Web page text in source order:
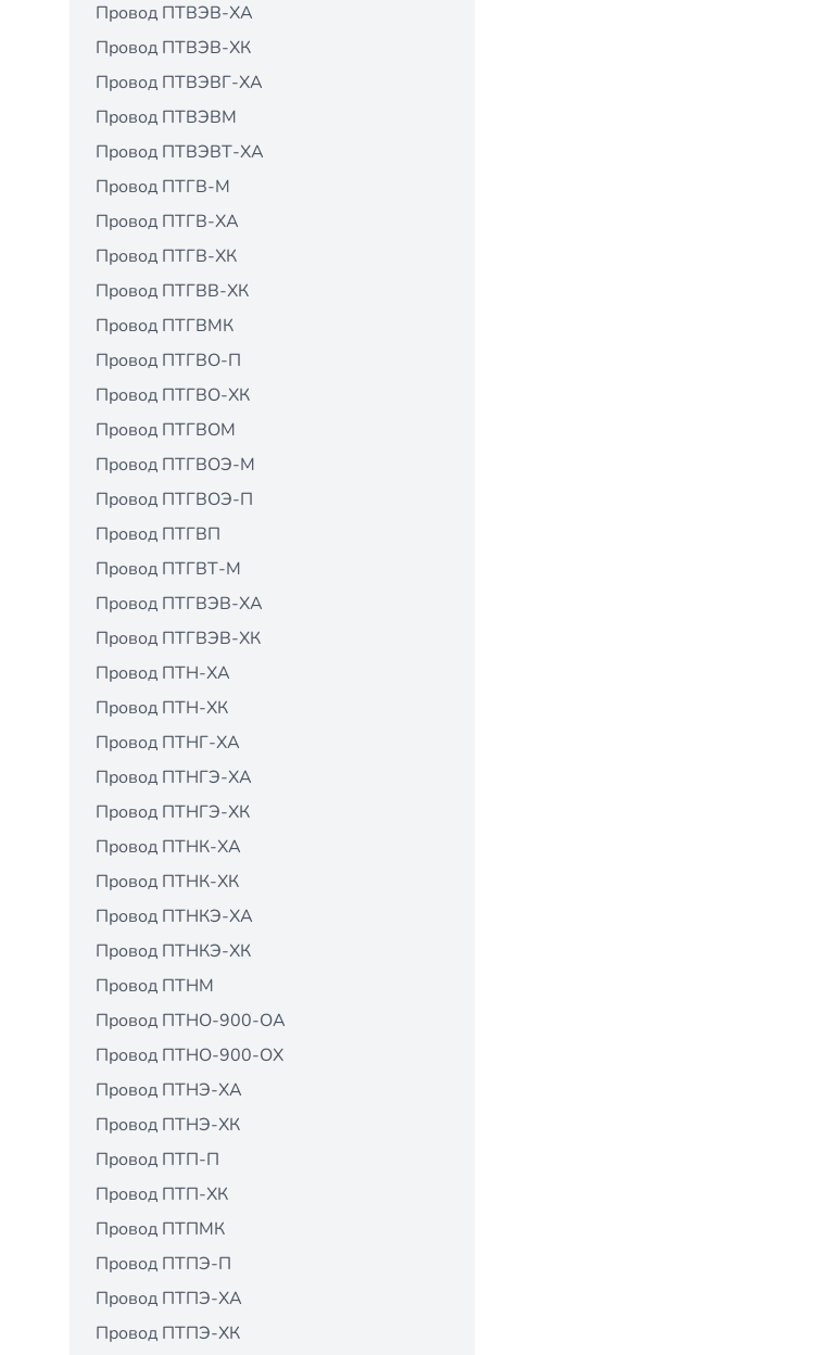
Провод ПТВЭВ-ХА
Провод ПТВЭВ-ХК
Провод ПТВЭВГ-ХА
Провод ПТВЭВМ
Провод ПТВЭВТ-ХА
Провод ПТГВ-М
Провод ПТГВ-ХА
Провод ПТГВ-ХК
Провод ПТГВВ-ХК
Провод ПТГВМК
Провод ПТГВО-П
Провод ПТГВО-ХК
Провод ПТГВОМ
Провод ПТГВОЭ-М
Провод ПТГВОЭ-П
Провод ПТГВП
Провод ПТГВТ-М
Провод ПТГВЭВ-ХА
Провод ПТГВЭВ-ХК
Провод ПТН-ХА
Провод ПТН-ХК
Провод ПТНГ-ХА
Провод ПТНГЭ-ХА
Провод ПТНГЭ-ХК
Провод ПТНК-ХА
Провод ПТНК-ХК
Провод ПТНКЭ-ХА
Провод ПТНКЭ-ХК
Провод ПТНМ
Провод ПТНО-900-ОА
Провод ПТНО-900-ОХ
Провод ПТНЭ-ХА
Провод ПТНЭ-ХК
Провод ПТП-П
Провод ПТП-ХК
Провод ПТПМК
Провод ПТПЭ-П
Провод ПТПЭ-ХА
Провод ПТПЭ-ХК